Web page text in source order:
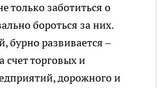
только заботиться о
бороться за них.
бурно развивается –
счет торговых и
дорожного и